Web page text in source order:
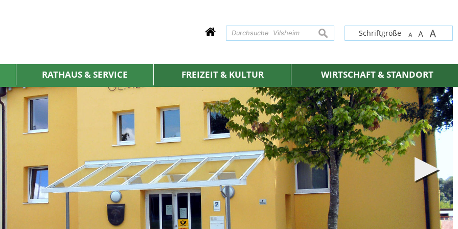
Schriftgröße A A A
suchen
RATHAUS & SERVICE FREIZEIT & KULTUR WIRTSCHAFT & STANDORT